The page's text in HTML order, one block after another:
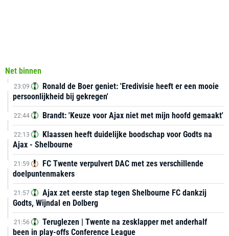
Net binnen
23:09
Ronald de Boer geniet: 'Eredivisie heeft er een mooie
persoonlijkheid bij gekregen'
22:44 Brandt: 'Keuze voor Ajax niet met mijn hoofd gemaakt'
22:13
Klaassen heeft duidelijke boodschap voor Godts na
Ajax - Shelbourne
21:59
FC Twente verpulvert DAC met zes verschillende
doelpuntenmakers
21:57
Ajax zet eerste stap tegen Shelbourne FC dankzij
Godts, Wijndal en Dolberg
21:56
Teruglezen | Twente na zesklapper met anderhalf
been in play-offs Conference League